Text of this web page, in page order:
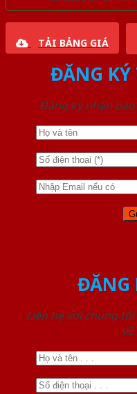
TẢI BẢNG GIÁ
ĐĂNG
Đăng ký nhận
ĐĂNG
Liên hệ với chúng